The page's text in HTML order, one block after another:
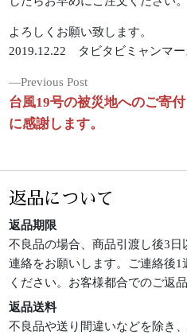
よろしくお願い致します。
2019.12.22 タビタビミャンマー
投
稿
ナ
ゲ
ー
シ
ョ
ン
Previous PostPrevious
post:
台風19号の被災地へのご寄付
に感謝します。
返品について
返品期限
不良品の場合、商品引渡し後3
連絡をお願いします。ご連絡後
ください。お客様都合でのご返
返品送料
不良品や送り間違いなどを除き